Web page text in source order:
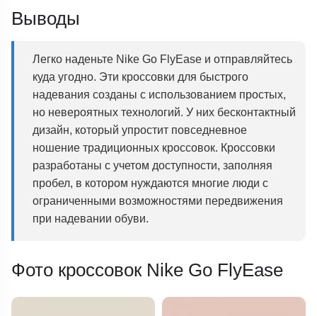
Выводы
Легко наденьте Nike Go FlyEase и отправляйтесь
куда угодно. Эти кроссовки для быстрого
надевания созданы с использованием простых,
но невероятных технологий. У них бесконтактный
дизайн, который упростит повседневное
ношение традиционных кроссовок. Кроссовки
разработаны с учетом доступности,заполняя
пробел, в котором нуждаются многие люди с
ограниченными возможностями передвижения
при надевании обуви.
Фото кроссовок Nike Go FlyEase